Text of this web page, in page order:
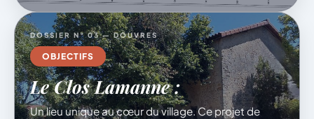
d'urbanisme équilibré, maîtrisé et adapté aux
besoins de Douvres.
DOSSIER N° 03 — DOUVRES
OBJECTIFS
Le Clos Lamanne :
Un lieu unique au cœur du village. Ce projet de